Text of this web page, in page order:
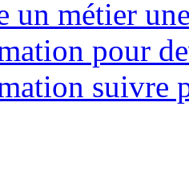
un métier
pour
suivre